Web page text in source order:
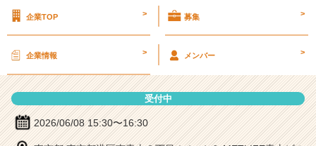
a
の
説
明
会
企業TOP > 募集 >
企業情報 > メンバー >
受付中
2026/06/08 15:30〜16:30